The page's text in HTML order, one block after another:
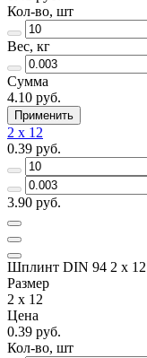
Кол-во, шт
Вес, кг
Сумма
4.10 руб.
Применить
2 x 12
0.39 руб.
3.90 руб.
Шплинт DIN 94 2 x 12
Размер
2 x 12
Цена
0.39 руб.
Кол-во, шт